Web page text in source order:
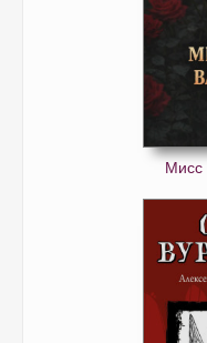
Мисс